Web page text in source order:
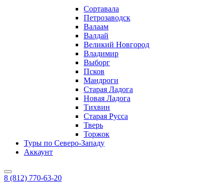
Сортавала
Петрозаводск
Валаам
Валдай
Великий Новгород
Владимир
Выборг
Псков
Мандроги
Старая Ладога
Новая Ладога
Тихвин
Старая Русса
Тверь
Торжок
Туры по Северо-Западу
Аккаунт
8 (812) 770-63-20